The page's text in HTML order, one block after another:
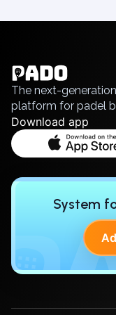
Polski
Русский
The next-generation
platform for padel
Download app
System